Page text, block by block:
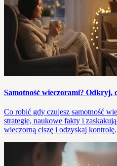
Samotność wieczorami? Odkryj,
Co robić gdy czujesz samotność
strategie, naukowe fakty i
wieczorną ciszę i odzyskaj kontrolę.